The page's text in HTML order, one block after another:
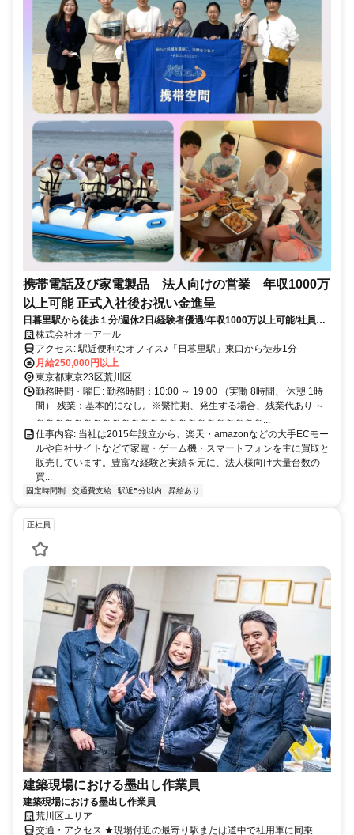
携帯電話及び家電製品 法人向けの営業 年収1000万
以上可能 正式入社後お祝い金進呈
日暮里駅から徒歩１分/週休2日/経験者優遇/年収1000万以上可能/社員旅
行あり/社会保険完備
株式会社オーアール
アクセス: 駅近便利なオフィス♪「日暮里駅」東口から徒歩1分
月給250,000円以上
東京都東京23区荒川区
勤務時間・曜日: 勤務時間：10:00 ～ 19:00 （実働 8時間、 休憩 1時
間） 残業：基本的になし。※繫忙期、発生する場合、残業代あり ～
～～～～～～～～～～～～～～～～～～～～～～～～...
仕事内容: 当社は2015年設立から、楽天・amazonなどの大手ECモー
ルや自社サイトなどで家電・ゲーム機・スマートフォンを主に買取と
販売しています。豊富な経験と実績を元に、法人様向け大量台数の
買...
固定時間制 交通費支給 駅近5分以内 昇給あり
正社員
建築現場における墨出し作業員
建築現場における墨出し作業員
荒川区エリア
交通・アクセス ★現場付近の最寄り駅または道中で社用車に同乗す